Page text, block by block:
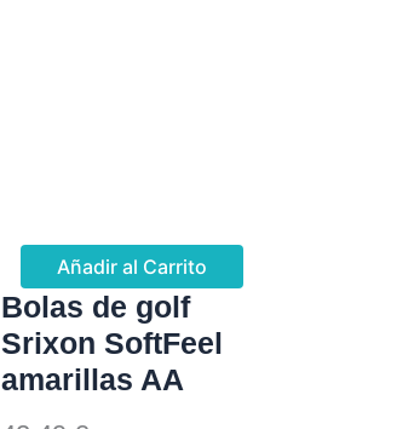
Añadir al Carrito
Bolas de golf
Srixon SoftFeel
amarillas AA